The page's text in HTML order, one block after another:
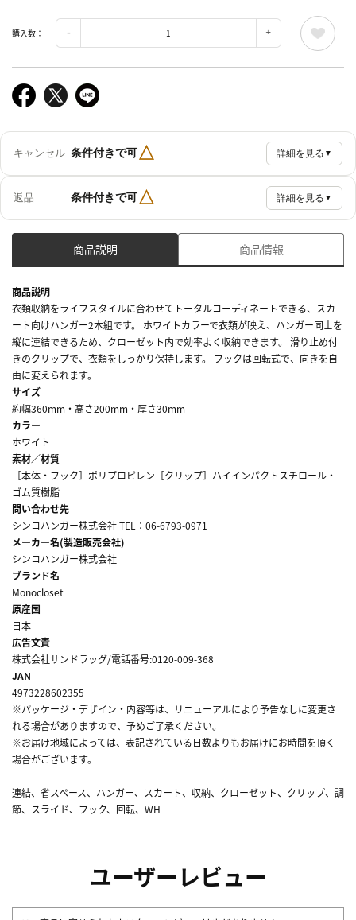
購入数：
キャンセル 条件付きで可△ 詳細を見る ▼
返品 条件付きで可△ 詳細を見る ▼
商品説明 商品情報
商品説明
衣類収納をライフスタイルに合わせてトータルコーディネートできる、スカ
ート向けハンガー2本組です。 ホワイトカラーで衣類が映え、ハンガー同士を
縦に連結できるため、クローゼット内で効率よく収納できます。 滑り止め付
きのクリップで、衣類をしっかり保持します。 フックは回転式で、向きを自
由に変えられます。
サイズ
約幅360mm・高さ200mm・厚さ30mm
カラー
ホワイト
素材／材質
［本体・フック］ポリプロピレン［クリップ］ハイインパクトスチロール・
ゴム質樹脂
問い合わせ先
シンコハンガー株式会社 TEL：06-6793-0971
メーカー名(製造販売会社)
シンコハンガー株式会社
ブランド名
Monocloset
原産国
日本
広告文責
株式会社サンドラッグ/電話番号:0120-009-368
JAN
4973228602355
※パッケージ・デザイン・内容等は、リニューアルにより予告なしに変更さ
れる場合がありますので、予めご了承ください。
※お届け地域によっては、表記されている日数よりもお届けにお時間を頂く
場合がございます。
連結、省スペース、ハンガー、スカート、収納、クローゼット、クリップ、調
節、スライド、フック、回転、WH
ユーザーレビュー